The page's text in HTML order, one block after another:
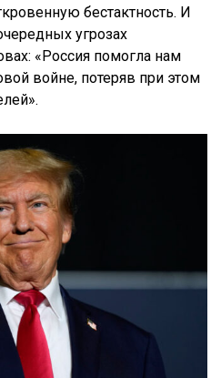
бестактность. И
угрозах
«Россия помогла нам
войне, потеряв при этом